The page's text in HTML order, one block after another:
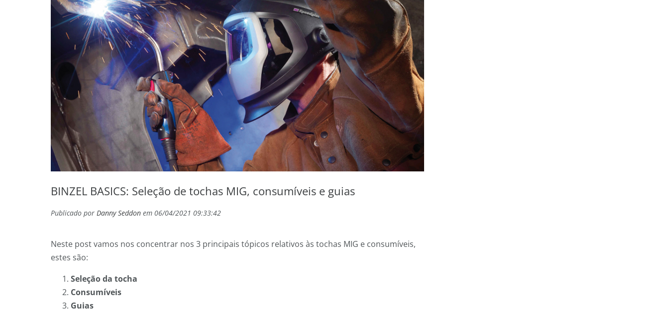
BINZEL BASICS: Seleção de tochas MIG, consumíveis e guias
Publicado por Danny Seddon em 06/04/2021 09:33:42
Neste post vamos nos concentrar nos 3 principais tópicos relativos às tochas MIG e consumíveis,
estes são:
Seleção da tocha
Consumíveis
Guias